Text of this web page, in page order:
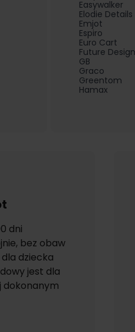
Easywalker
Elodie Details
Emjot
Espiro
Euro Cart
Future Design
GB
Graco
Greentom
Hamax
dni
bez obaw
dziecka
jest dla
dokonanym